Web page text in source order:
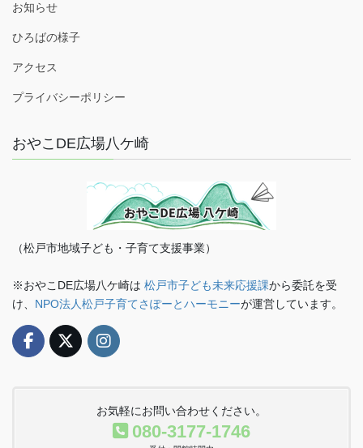
お知らせ
ひろばの様子
アクセス
プライバシーポリシー
おやこDE広場八ケ崎
（松戸市地域子ども・子育て支援事業）
※おやこDE広場八ケ崎は 松戸市子ども未来応援課から委託を受
け、 NPO法人松戸子育てさぽーとハーモニーが運営しています。
お気軽にお問い合わせください。
080-3177-1746